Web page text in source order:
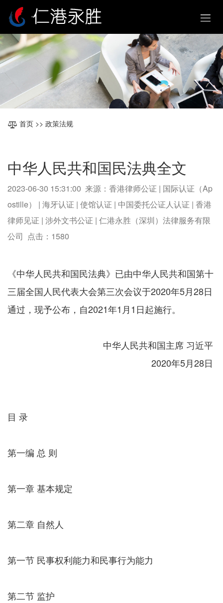
首页 >> 政策法规
中华人民共和国民法典全文
2023-06-30 15:31:00 来源：香港律师公证 | 国际认证（Ap
ostille） | 海牙认证 | 使馆认证 | 中国委托公证人认证 | 香港
律师见证 | 涉外文书公证 | 仁港永胜（深圳）法律服务有限
公司 点击： 1580
《中华人民共和国民法典》已由中华人民共和国第十
三届全国人民代表大会第三次会议于2020年5月28日
通过，现予公布，自2021年1月1日起施行。
中华人民共和国主席 习近平
2020年5月28日
目 录
第一编 总 则
第一章 基本规定
第二章 自然人
第一节 民事权利能力和民事行为能力
第二节 监护